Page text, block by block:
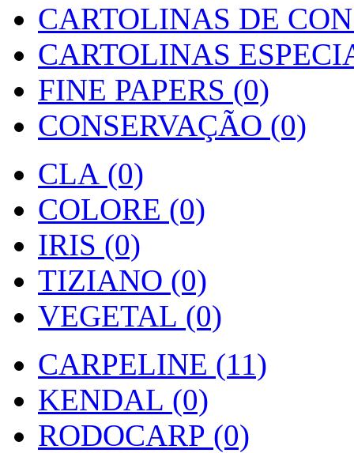
CARTOLINAS DE
CARTOLINAS
FINE PAPERS (0)
CONSERVAÇÃO (0)
CLA (0)
COLORE (0)
IRIS (0)
TIZIANO (0)
VEGETAL (0)
CARPELINE (11)
KENDAL (0)
RODOCARP (0)